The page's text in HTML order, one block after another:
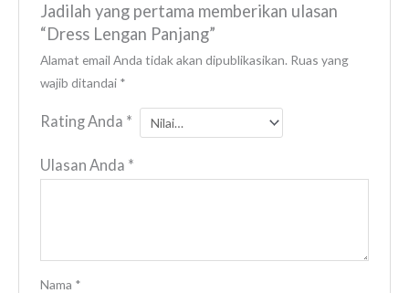
Jadilah yang pertama memberikan ulasan
“Dress Lengan Panjang”
Alamat email Anda tidak akan dipublikasikan. Ruas yang
wajib ditandai *
Rating Anda *
Ulasan Anda *
Nama *